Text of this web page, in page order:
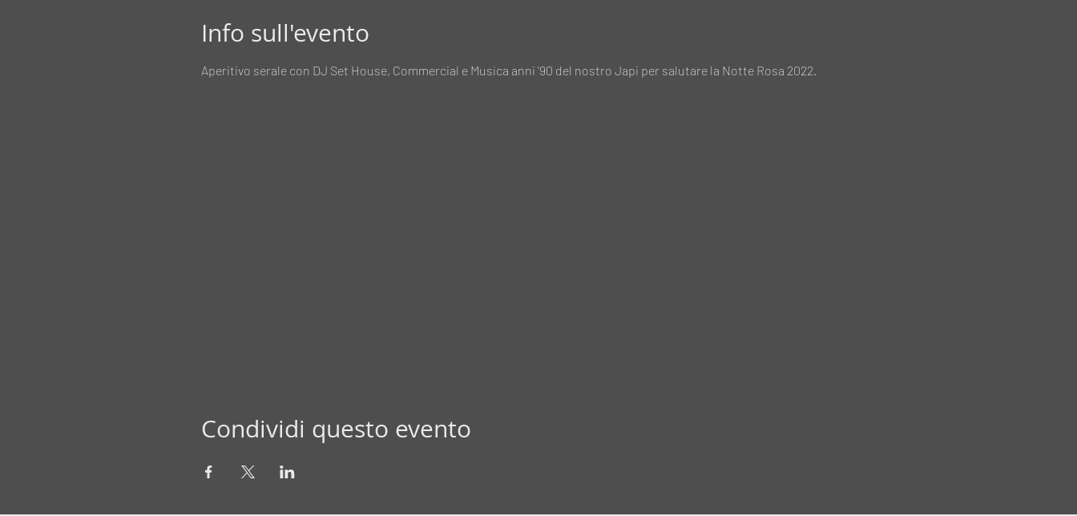
Info sull'evento
Aperitivo serale con DJ Set House, Commercial e Musica anni '90 del nostro Japi per salutare la Notte Rosa 2022.
Condividi questo evento